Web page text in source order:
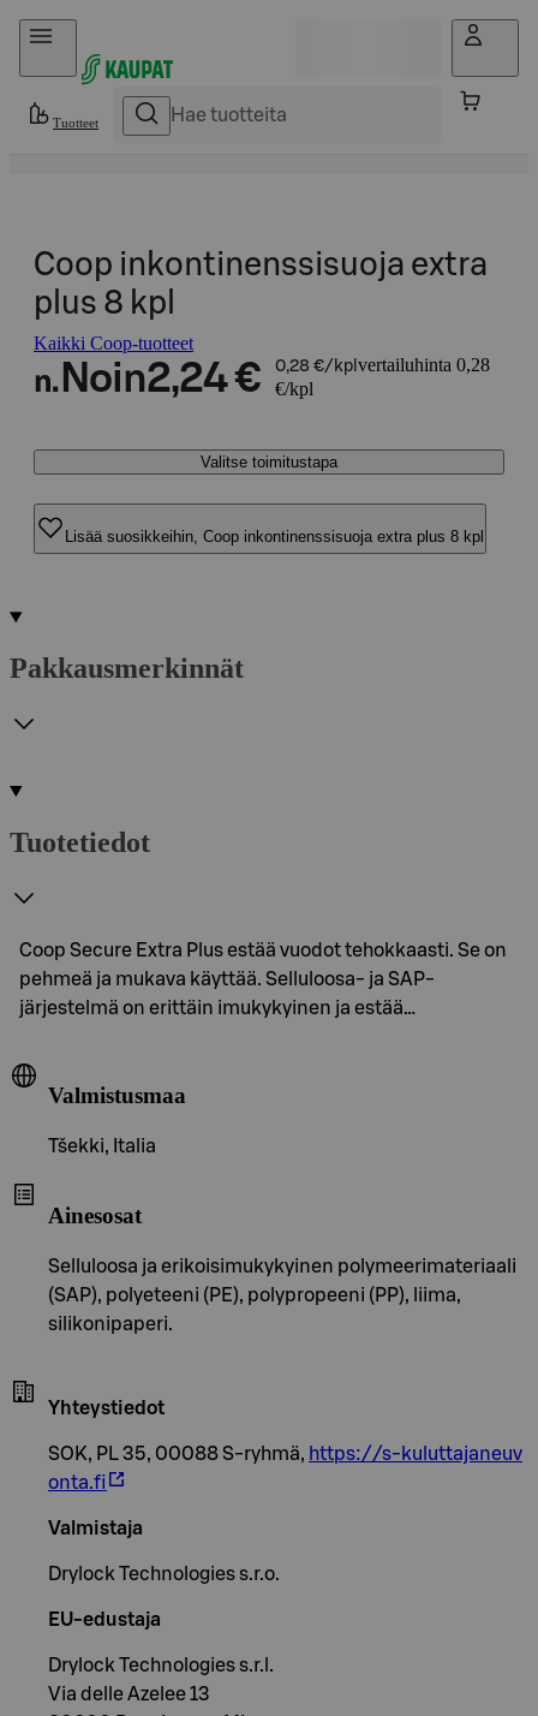
Hyppää sisältöön
Tuotteet
Coop inkontinenssisuoja extra
plus 8 kpl
Kaikki Coop-tuotteet
n. Noin2,24 € 0,28 €/kpl vertailuhinta 0,28
€/kpl
Valitse toimitustapa
Lisää suosikkeihin, Coop inkontinenssisuoja extra plus 8 kpl
Pakkausmerkinnät
Tuotetiedot
Coop Secure Extra Plus estää vuodot tehokkaasti. Se on
pehmeä ja mukava käyttää. Selluloosa- ja SAP-
järjestelmä on erittäin imukykyinen ja estää…
Valmistusmaa
Tšekki, Italia
Ainesosat
Selluloosa ja erikoisimukykyinen polymeerimateriaali
(SAP), polyeteeni (PE), polypropeeni (PP), liima,
silikonipaperi.
Yhteystiedot
SOK, PL 35, 00088 S-ryhmä, https://s-kuluttajaneuv
onta.fi
Valmistaja
Drylock Technologies s.r.o.
EU-edustaja
Drylock Technologies s.r.l.
Via delle Azelee 13